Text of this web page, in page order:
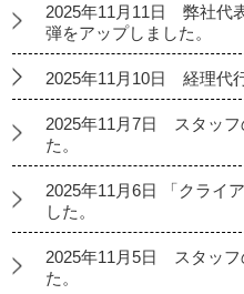
2025年11月11日 弊社代
弾をアップしました。
2025年11月10日 経理代
2025年11月7日 スタッフ
た。
2025年11月6日 「クライ
した。
2025年11月5日 スタッフ
た。